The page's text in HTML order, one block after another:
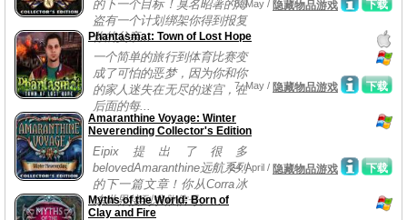
的下一个目标！臭名昭著的海
盗有一个计划绑架你得到报复
你的父亲...
下载
8, May / 隐藏物品游戏
Phantasmat: Town of Lost Hope
一个简单的旅行到体育比赛变
成了可怕的恶梦，因为你和你
的家人迷失在无尽的迷宫，在
后面的每...
下载
7, May / 隐藏物品游戏
Amaranthine Voyage: Winter
Neverending Collector's Edition
Eipix提出了很多
belovedAmaranthine远航系列
的下一篇文章！你从Corra冰
冻世界接到求救信号。...
下载
24, April / 隐藏物品游戏
Myths of the World: Born of
Clay and Fire